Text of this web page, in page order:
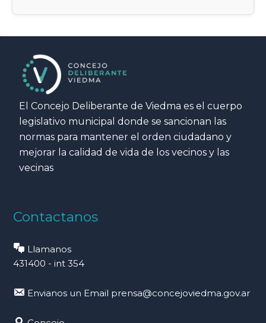
El Concejo Deliberante de Viedma es el cuerpo
legislativo municipal donde se sancionan las
normas para mantener el orden ciudadano y
mejorar la calidad de vida de los vecinos y las
vecinas
Contactanos
Llamanos
431400 - int 354
Envianos un Email prensa@concejoviedma.gov.ar